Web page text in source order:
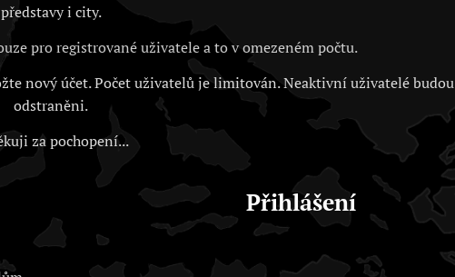
představy i city.
pro registrované uživatele a to v omezeném počtu.
nový účet. Počet uživatelů je limitován. Neaktivní uživatelé budou
odstraněni.
za pochopení...
Přihlášení